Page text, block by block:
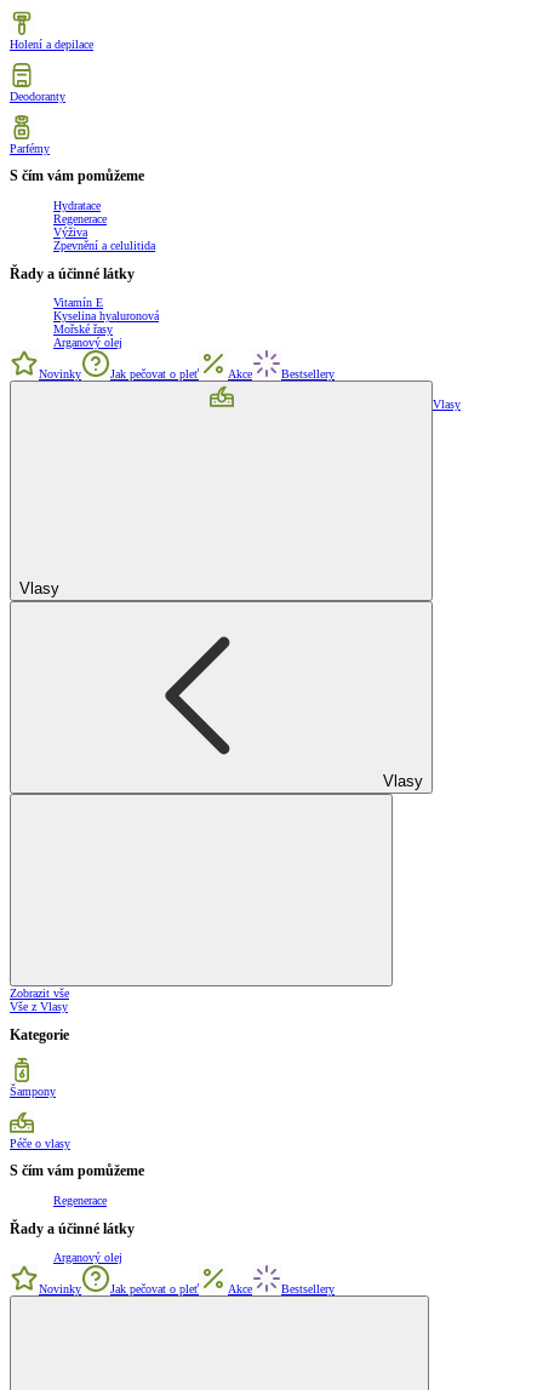
Holení a depilace
Deodoranty
Parfémy
S čím vám pomůžeme
Hydratace
Regenerace
Výživa
Zpevnění a celulitida
Řady a účinné látky
Vitamín E
Kyselina hyaluronová
Mořské řasy
Arganový olej
Novinky Jak pečovat o pleť Akce Bestsellery
Vlasy
Vlasy
Vlasy
Zobrazit vše
Vše z Vlasy
Kategorie
Šampony
Péče o vlasy
S čím vám pomůžeme
Regenerace
Řady a účinné látky
Arganový olej
Novinky Jak pečovat o pleť Akce Bestsellery